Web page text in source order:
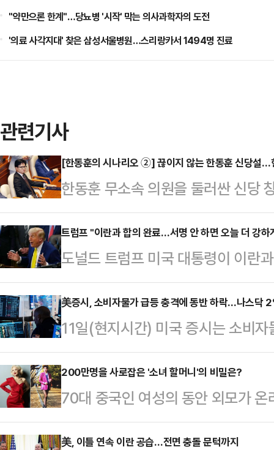
"약만으론 한계"…당뇨병 '시작' 막는 의사과학자의 도전
'의료 사각지대' 찾은 삼성서울병원…스리랑카서 1494명 진료
관련기사
[한동훈의 시나리오 ②] 끊이지 않는 한동훈 신당설…
한동훈 무소속 의원을 둘러싼 신당
부산 북갑 보궐선거에서 당선되며
체급이 커졌지만, 국민의힘 복당 문
서, 독자 노선 가능성이 함께 제기
훈)계, 정치평론가들의 분석을 종
선택지라기보다 복당 교착 상황에
이 우세하다.한 의원은 지난 지방선
시 부산 북갑 보선에서…
트럼프 "이란과 합의 완료…서명 안 하면 오늘 더 강하
도널드 트럼프 미국 대통령이 이란
었다고 밝히면서도 추가 군사행동
다.AP통신에 따르면 트럼프 대통
만나 이란과의 협상과 관련해 "합
면 끝난다"고 말했다. 그는 양측이
이뤘지만 이란이 최종 결정을 미루
박 수위는 낮추지 않았다. 트럼프
했다"며 "오늘은 더 강하…
美증시, 소비자물가 급등 충격에 동반 하락…나스닥
11일(현지시간) 미국 증시는 소비
다.AP통신에 따르면 뉴욕증권거래
스지수는 이날 전 거래일보다
마감했다. 대형주 위주의
7267.08를 기록했고, 기술주 중
200만명을 사로잡은 '소녀 할머니'의 비밀은?
70대 중국인 여성의 동안 외모가
홍콩 사우스차이나모닝포스트
델 잉쯔(74)를 소개했다.중국 상하
美, 이틀 연속 이란 공습…전면 충돌 문턱까지